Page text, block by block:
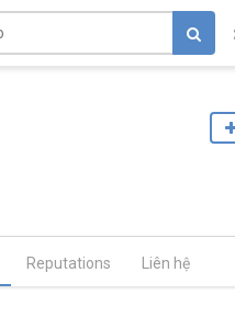
Reputations Liên hệ